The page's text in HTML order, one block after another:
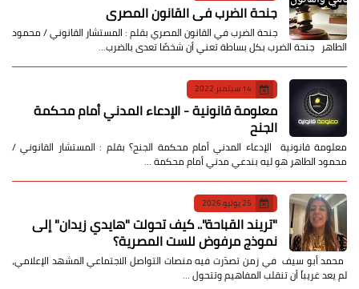
جنحة الضرب في القانون المصري
جنحة الضرب في القانون المصري بقلم : المستشار القانوني / محمود
الطاهر جنحة الضرب بكل بساطة تعني أن شخصًا تعدى بالضرب…
14 سبتمبر 2022
معلومة قانونية - الإدعاء المدني أمام محكمة
الجنح
معلومة قانونية الإدعاء المدني أمام محكمة الجنح؟ بقلم : المستشار القانوني /
محمود الطاهر هو ليه بندعي مدني أمام محكمة …
25 يوليو 2026
​"تريند القباحة".. كيف تحولت "هايدي زيدان" إلى
نموذج مرفوض للست المصرية؟
​ محمد أبو سيف ​في زمن تصدّرت فيه منصات التواصل الاجتماعي المشهد الإعلامي،
لم يعد غريباً أن تنقلب المفاهيم وتتحول …